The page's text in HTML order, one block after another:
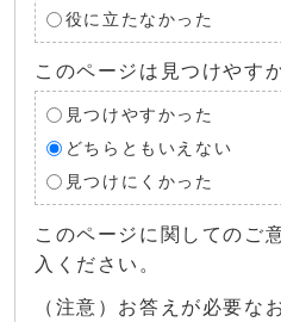
役に立たなかった
このページは見つけやす
見つけやすかった
どちらともいえない
見つけにくかった
このページに関してのご
入ください。
（注意）お答えが必要な